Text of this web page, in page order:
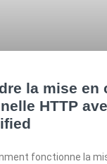
la mise en
HTTP
fonctionne la